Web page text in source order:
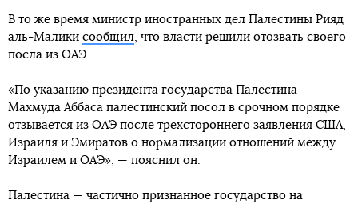
В то же время министр иностранных дел Палестины Рияд
аль-Малики сообщил , что власти решили отозвать своего
посла из ОАЭ.
«По указанию президента государства Палестина
Махмуда Аббаса палестинский посол в срочном порядке
отзывается из ОАЭ после трехстороннего заявления США,
Израиля и Эмиратов о нормализации отношений между
Израилем и ОАЭ», — пояснил он.
Палестина — частично признанное государство на